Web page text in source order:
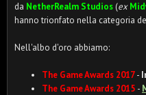
da NetherRealm Studios (ex
hanno trionfato nella categoria
Nell'albo d'oro abbiamo:
The Game Awards 2017 -
The Game Awards 2015 -